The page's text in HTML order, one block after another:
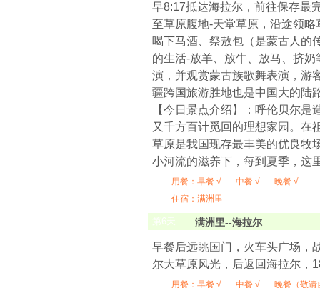
早8:17抵达海拉尔，前往保存最
至草原腹地-天堂草原，沿途领
喝下马酒、祭敖包（是蒙古人的
的生活-放羊、放牛、放马、挤
演，并观赏蒙古族歌舞表演，游
疆跨国旅游胜地也是中国大的
【今日景点介绍】：呼伦贝尔
又千方百计觅回的理想家园。
草原是我国现存最丰美的优良牧
小河流的滋养下，每到夏季，这
用餐： 早餐 √ 中餐 √
晚餐 √
住宿：满洲里
第6天 满洲里--海拉尔
早餐后远眺国门，火车头广场，
尔大草原风光，后返回海拉尔，
用餐： 早餐 √ 中餐 √ 晚餐（敬请